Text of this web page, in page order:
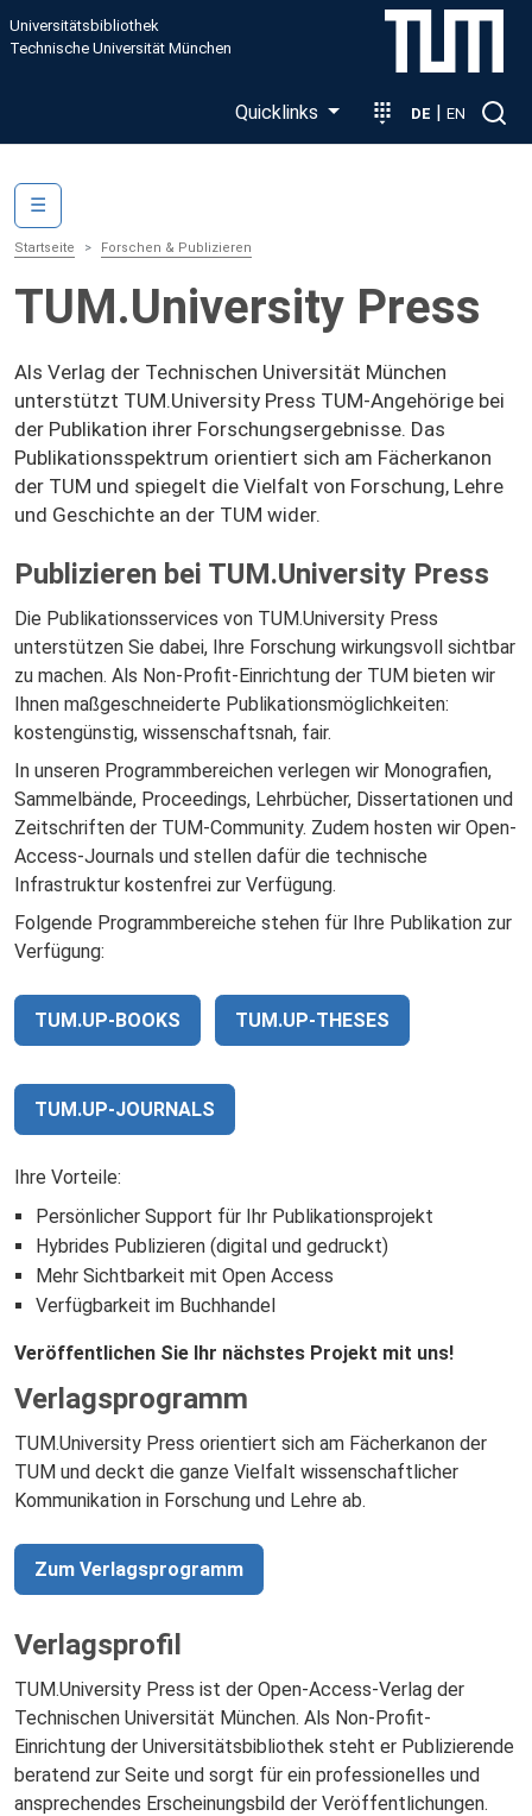
Direkt zum Inhalt
Universitätsbibliothek
Technische Universität München
Quicklinks DE | EN
Startseite Forschen & Publizieren
TUM.University Press
Als Verlag der Technischen Universität München
unterstützt TUM.University Press TUM-Angehörige bei
der Publikation ihrer Forschungsergebnisse. Das
Publikationsspektrum orientiert sich am Fächerkanon
der TUM und spiegelt die Vielfalt von Forschung, Lehre
und Geschichte an der TUM wider.
Publizieren bei TUM.University Press
Die Publikationsservices von TUM.University Press
unterstützen Sie dabei, Ihre Forschung wirkungsvoll sichtbar
zu machen. Als Non-Profit-Einrichtung der TUM bieten wir
Ihnen maßgeschneiderte Publikationsmöglichkeiten:
kostengünstig, wissenschaftsnah, fair.
In unseren Programmbereichen verlegen wir Monografien,
Sammelbände, Proceedings, Lehrbücher, Dissertationen und
Zeitschriften der TUM-Community. Zudem hosten wir Open-
Access-Journals und stellen dafür die technische
Infrastruktur kostenfrei zur Verfügung.
Folgende Programmbereiche stehen für Ihre Publikation zur
Verfügung:
TUM.UP-BOOKS TUM.UP-THESES
TUM.UP-JOURNALS
Ihre Vorteile:
Persönlicher Support für Ihr Publikationsprojekt
Hybrides Publizieren (digital und gedruckt)
Mehr Sichtbarkeit mit Open Access
Verfügbarkeit im Buchhandel
Veröffentlichen Sie Ihr nächstes Projekt mit uns!
Verlagsprogramm
TUM.University Press orientiert sich am Fächerkanon der
TUM und deckt die ganze Vielfalt wissenschaftlicher
Kommunikation in Forschung und Lehre ab.
Zum Verlagsprogramm
Verlagsprofil
TUM.University Press ist der Open-Access-Verlag der
Technischen Universität München. Als Non-Profit-
Einrichtung der Universitätsbibliothek steht er Publizierende
beratend zur Seite und sorgt für ein professionelles und
ansprechendes Erscheinungsbild der Veröffentlichungen.
☰